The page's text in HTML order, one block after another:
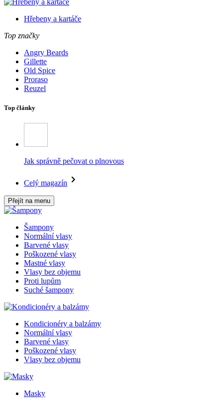
Hřebeny a kartáče
Top značky
Angry Beards
Gillette
Old Spice
Proraso
Reuzel
Top články
Jak správně pečovat o plnovous
Celý magazín
Přejít na menu
Šampony
Normální vlasy
Barvené vlasy
Poškozené vlasy
Mastné vlasy
Vlasy bez objemu
Proti lupům
Suché šampony
Kondicionéry a balzámy
Normální vlasy
Barvené vlasy
Poškozené vlasy
Vlasy bez objemu
Masky